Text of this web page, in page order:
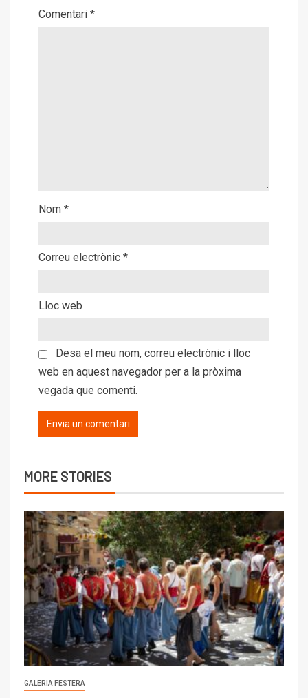
Comentari *
Nom *
Correu electrònic *
Lloc web
Desa el meu nom, correu electrònic i lloc
web en aquest navegador per a la pròxima
vegada que comenti.
MORE STORIES
GALERIA FESTERA